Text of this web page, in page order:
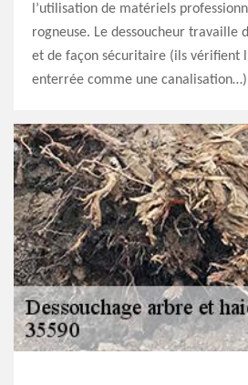
l’utilisation de matériels
rogneuse. Le dessoucheur travaille
et de façon sécuritaire (ils vérifient
enterrée comme une canalisation…)